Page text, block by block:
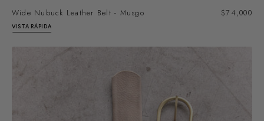
SOLD OUT
Wide Nubuck Leather Belt - Musgo
Precio
$74,000
VISTA RÁPIDA
Ancho